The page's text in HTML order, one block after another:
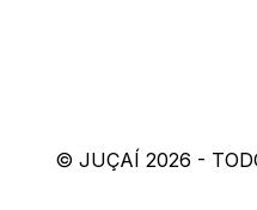
© JUÇAÍ 2026 -